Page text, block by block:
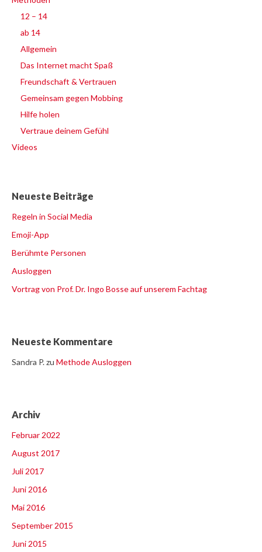
12 – 14
ab 14
Allgemein
Das Internet macht Spaß
Freundschaft & Vertrauen
Gemeinsam gegen Mobbing
Hilfe holen
Vertraue deinem Gefühl
Videos
Neueste Beiträge
Regeln in Social Media
Emoji-App
Berühmte Personen
Ausloggen
Vortrag von Prof. Dr. Ingo Bosse auf unserem Fachtag
Neueste Kommentare
Sandra P.zu Methode Ausloggen
Archiv
Februar 2022
August 2017
Juli 2017
Juni 2016
Mai 2016
September 2015
Juni 2015